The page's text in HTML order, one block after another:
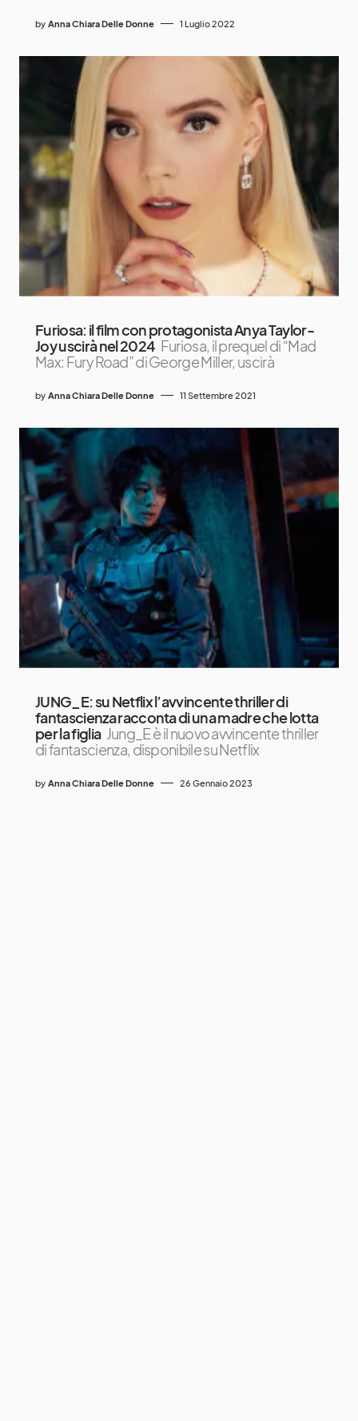
by Anna Chiara Delle Donne 1 Luglio 2022
Furiosa: il film con protagonista Anya Taylor-
Joy uscirà nel 2024 Furiosa, il prequel di “Mad
Max: Fury Road” di George Miller, uscirà
by Anna Chiara Delle Donne 11 Settembre 2021
JUNG_E: su Netflix l’avvincente thriller di
fantascienza racconta di una madre che lotta
per la figlia Jung_E è il nuovo avvincente thriller
di fantascienza, disponibile su Netflix
by Anna Chiara Delle Donne 26 Gennaio 2023